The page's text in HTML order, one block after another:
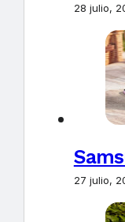
28 julio,
27 julio,